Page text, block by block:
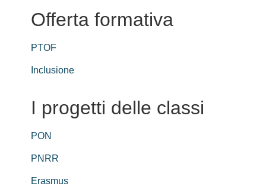
Offerta formativa
PTOF
Inclusione
I progetti delle classi
PON
PNRR
Erasmus